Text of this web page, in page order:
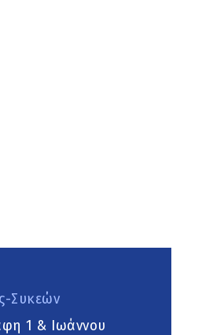
Συκεών
1 & Ιωάννου